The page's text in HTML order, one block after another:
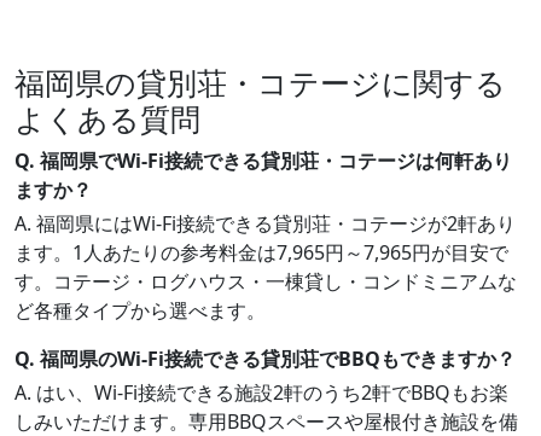
福岡県の貸別荘・コテージに関する
よくある質問
Q. 福岡県でWi-Fi接続できる貸別荘・コテージは何軒あり
ますか？
A. 福岡県にはWi-Fi接続できる貸別荘・コテージが2軒あり
ます。1人あたりの参考料金は7,965円～7,965円が目安で
す。コテージ・ログハウス・一棟貸し・コンドミニアムな
ど各種タイプから選べます。
Q. 福岡県のWi-Fi接続できる貸別荘でBBQもできますか？
A. はい、Wi-Fi接続できる施設2軒のうち2軒でBBQもお楽
しみいただけます。専用BBQスペースや屋根付き施設を備